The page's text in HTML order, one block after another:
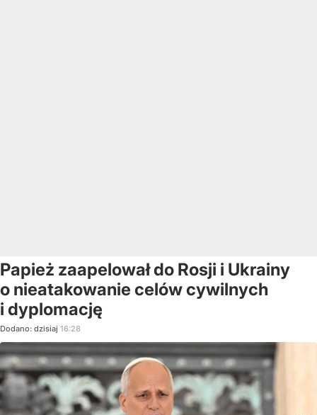
Papież zaapelował do Rosji i Ukrainy
o nieatakowanie celów cywilnych
i dyplomację
Dodano: dzisiaj 16:28